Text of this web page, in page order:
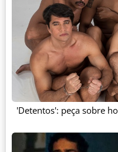
'Detentos': peça sobre